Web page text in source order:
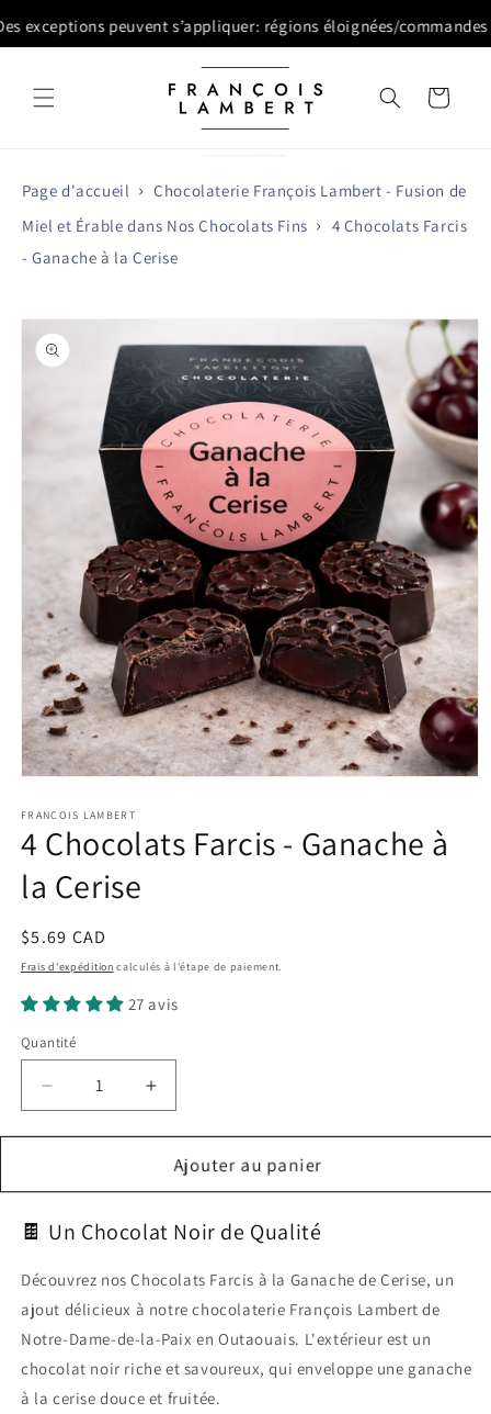
passer
au
peuvent s’appliquer: régions éloignées/commandes
Panier
Page d'accueil
Chocolaterie François Lambert - Fusion de
Miel et Érable dans Nos Chocolats Fins
4 Chocolats Farcis
- Ganache à la Cerise
Passer aux
informations
produits
média
dans
fenêtre
modale
FRANÇOIS LAMBERT
4 Chocolats Farcis - Ganache à
la Cerise
Prix
habituel
$5.69 CAD
Frais d'expédition calculés à l'étape de paiement.
27 avis
Quantité
Réduire
la
quantité
4
Farcis
Ganache
à
Cerise
Augmenter
la
quantité
4
Farcis
Ganache
à
Cerise
Ajouter au panier
🍫 Un Chocolat Noir de Qualité
Découvrez nos Chocolats Farcis à la Ganache de Cerise, un
ajout délicieux à notre chocolaterie François Lambert de
Notre-Dame-de-la-Paix en Outaouais. L'extérieur est un
chocolat noir riche et savoureux, qui enveloppe une ganache
à la cerise douce et fruitée.